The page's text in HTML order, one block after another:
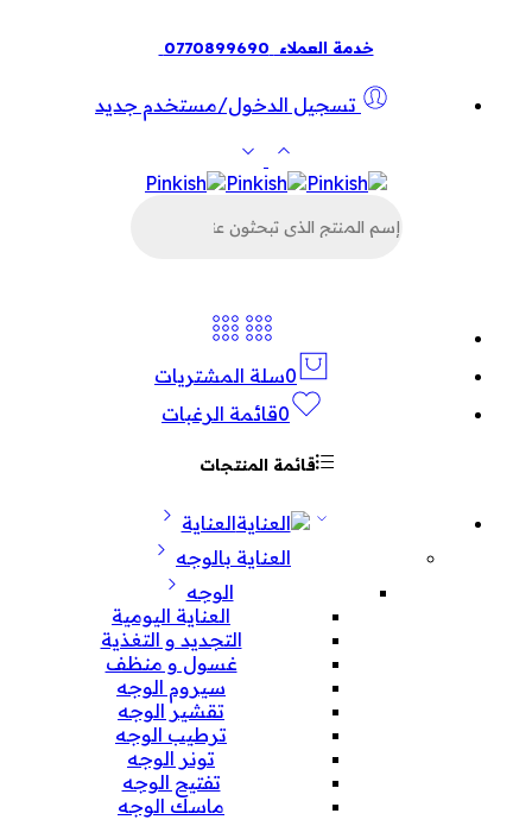
خدمة العملاء 0770899690
تسجيل الدخول/مستخدم جديد
عن
0سلة المشتريات
0قائمة الرغبات
قائمة المنتجات
العناية
العناية بالوجه
الوجه
العناية اليومية
التجديد و التغذية
غسول و منظف
سيروم الوجه
تقشير الوجه
ترطيب الوجه
تونر الوجه
تفتيح الوجه
ماسك الوجه